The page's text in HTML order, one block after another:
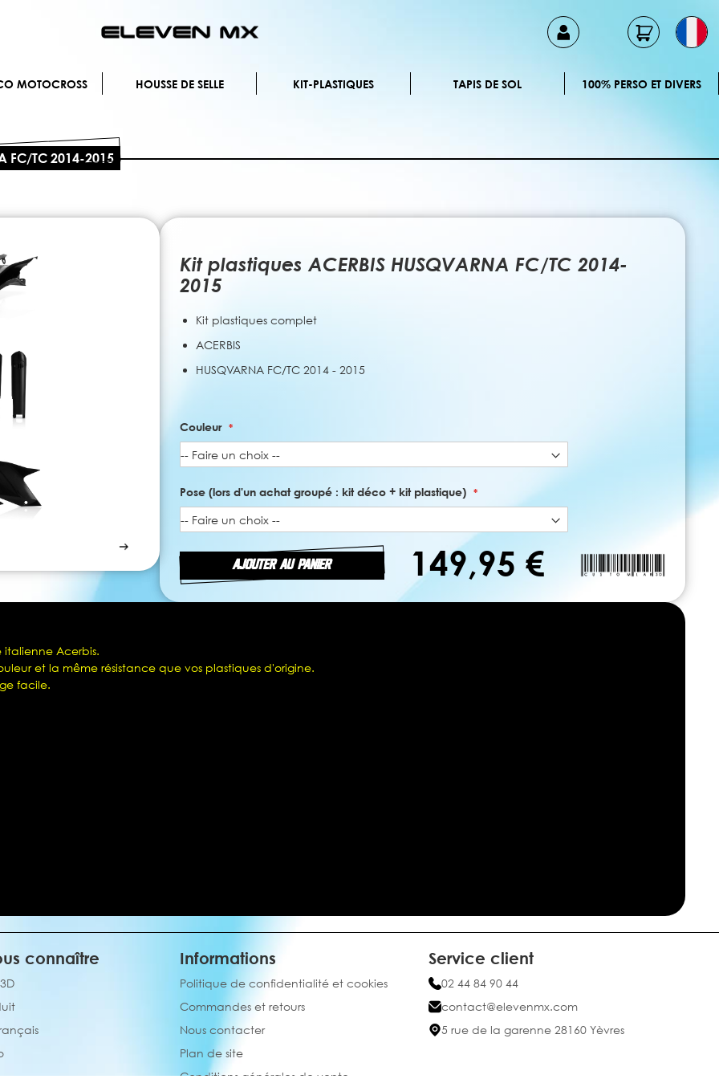
au
MOTOCROSS HOUSSE DE SELLE KIT-PLASTIQUES TAPIS DE SOL 100% PERSO ET DIVERS
FC/TC 2014-2015
Kit plastiques ACERBIS HUSQVARNA FC/TC 2014-
2015
Kit plastiques complet
ACERBIS
HUSQVARNA FC/TC 2014 - 2015
Couleur
Pose (lors d'un achat groupé : kit déco + kit plastique)
AJOUTER AU PANIER 149,95 €
Acerbis.
et la même résistance que vos plastiques d'origine.
facile.
connaître Informations
Politique de confidentialité et cookies
Commandes et retours
Nous contacter
Plan de site
Service client
02 44 84 90 44
contact@elevenmx.com
5 rue de la garenne 28160 Yèvres